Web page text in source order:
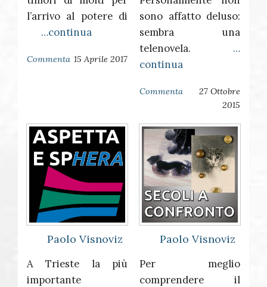
l’arrivo al potere di
…continua
Commenta 15 Aprile 2017
sono affatto deluso:
sembra una
telenovela.
…
continua
Commenta
27 Ottobre
2015
Paolo Visnoviz
A Trieste la più
importante
Paolo Visnoviz
Per meglio
comprendere il